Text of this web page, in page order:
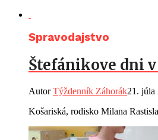
Spravodajstvo
Štefánikove dni
AutorTýždenník Záhorák21. júla
Košariská, rodisko Milana